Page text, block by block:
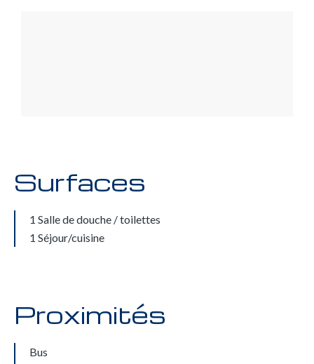
Surfaces
1 Salle de douche / toilettes
1 Séjour/cuisine
Proximités
Bus